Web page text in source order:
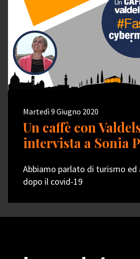
Martedì 9 Giugno 2020
Un caffè con
intervista a Sonia
Abbiamo parlato di turismo ed
dopo il covid-19